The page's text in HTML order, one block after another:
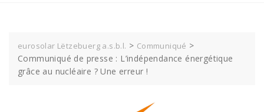
eurosolar Lëtzebuerg a.s.b.l. > Communiqué >
Communiqué de presse : L’indépendance énergétique
grâce au nucléaire ? Une erreur !